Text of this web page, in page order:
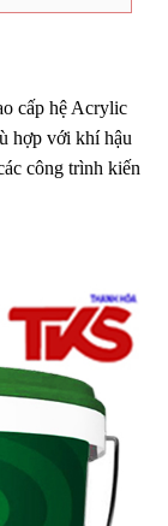
cấp hệ Acrylic
hợp với khí hậu
công trình kiến